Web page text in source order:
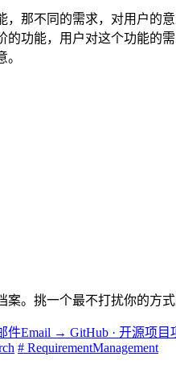
那不同的需求，对用户的
功能，用户对这个功能的
。挑一个最不打扰你的方式
件Email → GitHub · 开源项目
# RequirementManagement